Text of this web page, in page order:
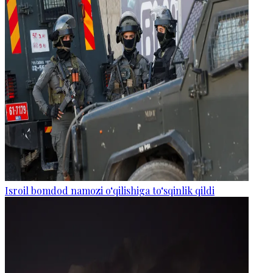
Isroil bomdod namozi o‘qilishiga to‘sqinlik qildi